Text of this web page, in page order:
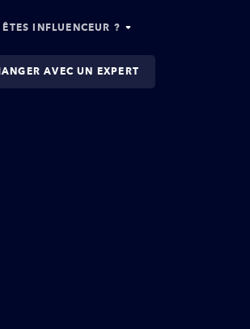
INFLUENCEUR ?
AVEC UN EXPERT